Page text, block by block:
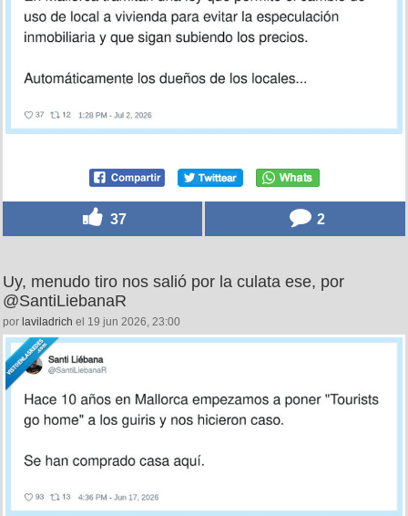
37 2
Uy, menudo tiro nos salió por la culata ese, por
@SantiLiebanaR
por laviladrich el 19 jun 2026, 23:00